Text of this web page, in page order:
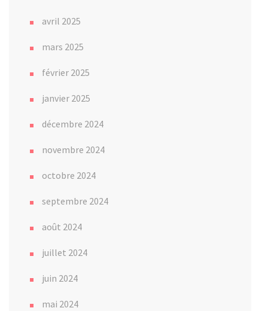
avril 2025
mars 2025
février 2025
janvier 2025
décembre 2024
novembre 2024
octobre 2024
septembre 2024
août 2024
juillet 2024
juin 2024
mai 2024